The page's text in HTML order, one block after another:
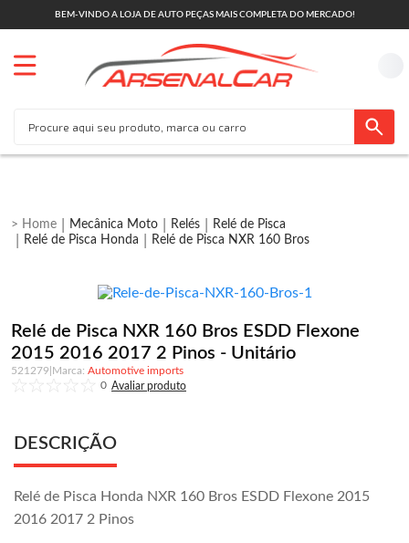
BEM-VINDO A LOJA DE AUTO PEÇAS MAIS COMPLETA DO MERCADO!
Mecânica Moto Relés
Relé de Pisca
Relé de Pisca Honda
Relé de Pisca NXR 160 Bros
Relé de Pisca NXR 160 Bros ESDD Flexone
2015 2016 2017 2 Pinos - Unitário
521279
Automotive imports
0
DESCRIÇÃO
Relé de Pisca Honda NXR 160 Bros ESDD Flexone 2015
2016 2017 2 Pinos